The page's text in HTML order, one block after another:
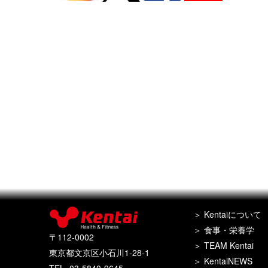
〒112-0002
東京都文京区小石川1-28-1
Kentaiについて
食事・栄養学
TEAM Kentai
KentaiNEWS